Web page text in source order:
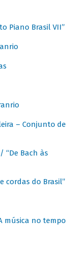
Piano Brasil VII”
– Conjunto de
“De Bach às
cordas do Brasil”
música no tempo